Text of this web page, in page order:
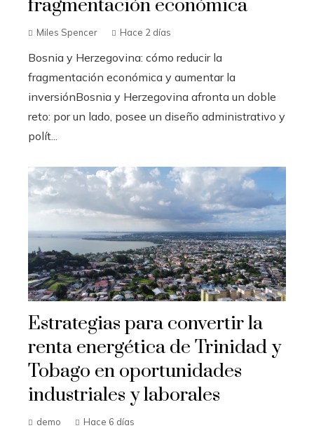
fragmentación económica
Miles Spencer Hace 2 días
Bosnia y Herzegovina: cómo reducir la
fragmentación económica y aumentar la
inversiónBosnia y Herzegovina afronta un doble
reto: por un lado, posee un diseño administrativo y
polít...
Estrategias para convertir la
renta energética de Trinidad y
Tobago en oportunidades
industriales y laborales
demo Hace 6 días